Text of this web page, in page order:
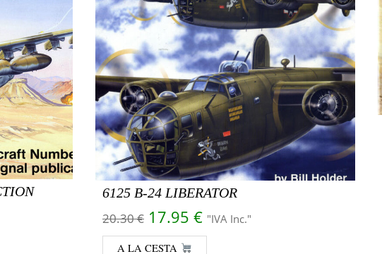
15.90 €.
es: 14.90 €.
6125 B-24 LIBERATOR
20.30€ El precio original era: 20.30 €.
17.95 €El precio actual es: 17.95
"IVA Inc."
A LA CESTA